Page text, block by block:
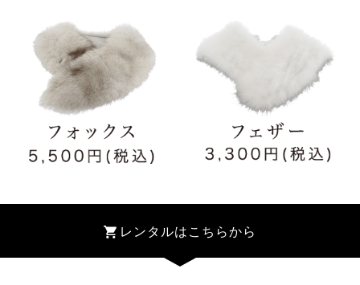
レンタルはこちらから